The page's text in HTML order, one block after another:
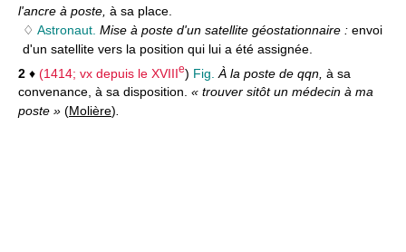
l'ancre à poste, à sa place.
♢ Astronaut. Mise à poste d'un satellite géostationnaire : envoi
d'un satellite vers la position qui lui a été assignée.
2 ♦ (1414; vx depuis le XVIIIe) Fig. À la poste de qqn, à sa
convenance, à sa disposition. « trouver sitôt un médecin à ma
poste » (Molière).